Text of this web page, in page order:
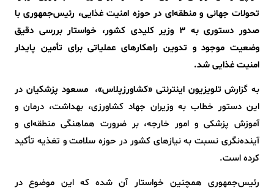
تحولات جهانی و منطقه‌ای در حوزه امنیت غذایی، رئیس‌جمهوری با
صدور دستوری به 3 وزیر کلیدی کشور، خواستار بررسی دقیق
وضعیت موجود و تدوین راهکارهای عملیاتی برای تأمین پایدار
امنیت غذایی شد.
به گزارشتلویزیون اینترنتی «کشاورزپلاس»،مسعود پزشکیان در
این دستور خطاب به وزیران جهاد کشاورزی، بهداشت، درمان و
آموزش پزشکی و امور خارجه، بر ضرورت هماهنگی منطقه‌ای و
آینده‌نگری نسبت به نیازهای کشور در حوزه سلامت و تغذیه تأکید
کرده است.
رئیس‌جمهوری همچنین خواستار آن شده که این موضوع در